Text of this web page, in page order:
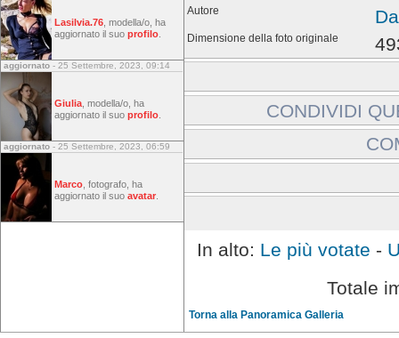
Autore
Dimensione della foto originale
CONDIVIDI
Includi immagine:
Gli ospiti non possono
In alto: Le più votate -
Totale
Torna alla Panoramica Galleria
Lasilvia.76 , modella/o, ha
aggiornato il suo profilo
aggiornato - 25 Settembre, 2023, 09:14
Giulia , modella/o, ha
aggiornato il suo profilo
aggiornato - 25 Settembre, 2023, 06:59
Marco , fotografo, ha
aggiornato il suo avatar